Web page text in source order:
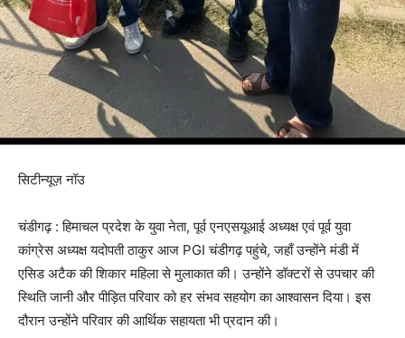
सिटीन्यूज़ नॉउ
चंडीगढ़ : हिमाचल प्रदेश के युवा नेता, पूर्व एनएसयूआई अध्यक्ष एवं पूर्व युवा
कांग्रेस अध्यक्ष यदोपती ठाकुर आज PGI चंडीगढ़ पहुंचे, जहाँ उन्होंने मंडी में
एसिड अटैक की शिकार महिला से मुलाकात की। उन्होंने डॉक्टरों से उपचार की
स्थिति जानी और पीड़ित परिवार को हर संभव सहयोग का आश्वासन दिया। इस
दौरान उन्होंने परिवार की आर्थिक सहायता भी प्रदान की।